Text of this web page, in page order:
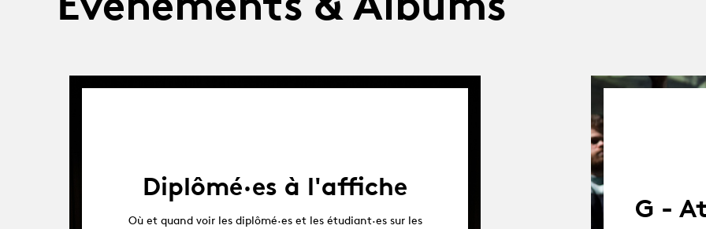
Diplômé·es à l'affiche
Où et quand voir les diplômé·es et les étudiant·es sur les
G -